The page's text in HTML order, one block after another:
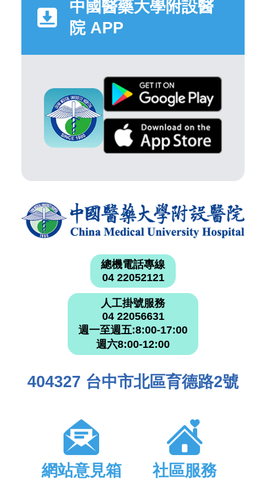
中國醫藥大學附設醫
院 APP
總機電話專線
04 22052121
人工掛號服務
04 22056631
週一至週五:8:00-17:00
週六8:00-12:00
404327 台中市北區育德路2號
網站意見箱 社區服務